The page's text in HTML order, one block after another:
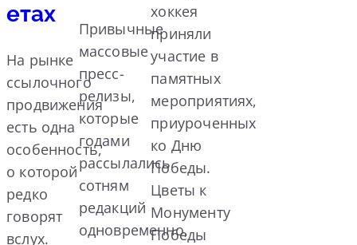
етах
На рынке
ссылочного
продвижения
есть одна
особенность,
о которой
редко
говорят
вслух.
Привычные
массовые
пресс-
релизы,
которые
годами
рассылались
сотням
редакций
одновременно,
хоккея
приняли
участие в
памятных
мероприятиях,
приуроченных
ко Дню
Победы.
Цветы к
Монументу
Победы